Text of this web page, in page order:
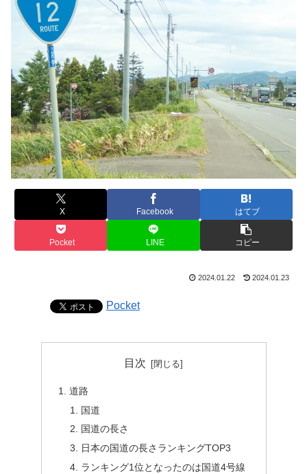
X Facebook はてブ
Pocket LINE コピー
2024.01.22 2024.01.23
Pocket
目次
道路
国道
国道の長さ
日本の国道の長さランキングTOP3
ランキング1位となったのは国道4号線